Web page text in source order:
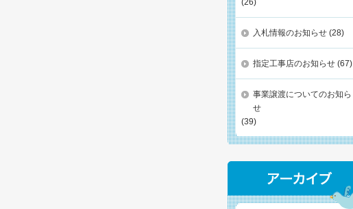
(26)
入札情報のお知らせ(28)
指定工事店のお知らせ(67)
事業譲渡についてのお知ら
せ
(39)